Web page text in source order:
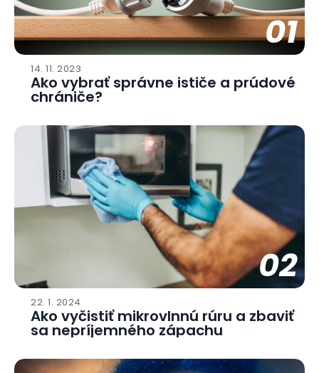
01
14. 11. 2023
Ako vybrať správne ističe a prúdové
chrániče?
02
22. 1. 2024
Ako vyčistiť mikrovlnnú rúru a zbaviť
sa nepríjemného zápachu